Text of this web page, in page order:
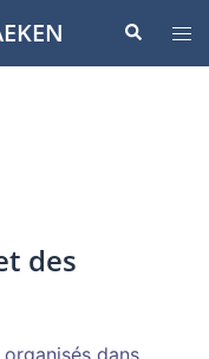
le
des
dans